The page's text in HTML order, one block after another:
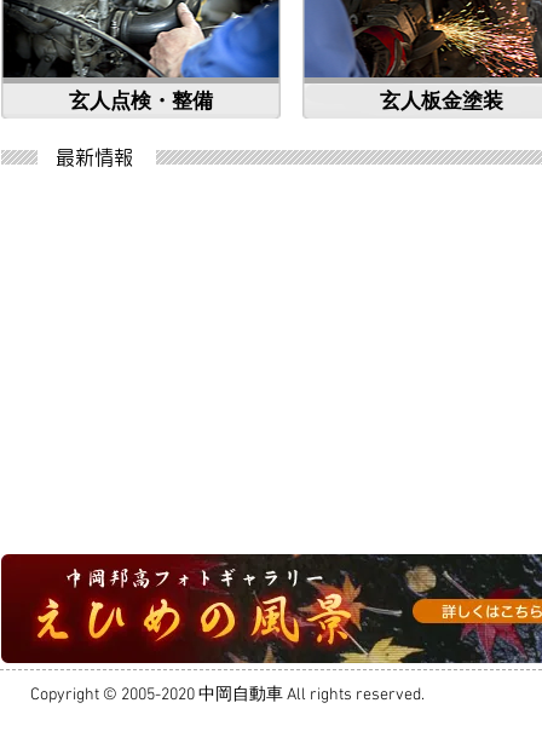
玄人点検・整備 玄人板金塗装
最新情報
Copyright © 2005-2020 中岡自動車 All rights reserved.